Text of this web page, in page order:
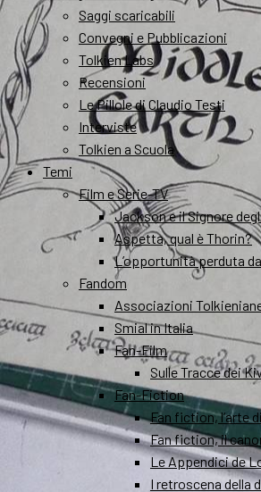
Saggi scaricabili
Convegni e Pubblicazioni
Tolkien Labs
Recensioni
Le Pillole di Claudio Testi
Interviste
Tolkien a Scuola
Temi
Film e Serie-TV
Jackson e il Signore
Aspetta, qual è Thorin?
L’opportunità perduta
Fandom
Associazioni
Smial in Italia
Fan-Film
Sulle Tracce dei
Fan-Fiction
Fan fiction, l’arte
Fan fiction, il
Le Appendici de
I retroscena della